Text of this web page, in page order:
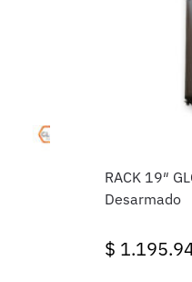
RACK 19″
Desarmado
$